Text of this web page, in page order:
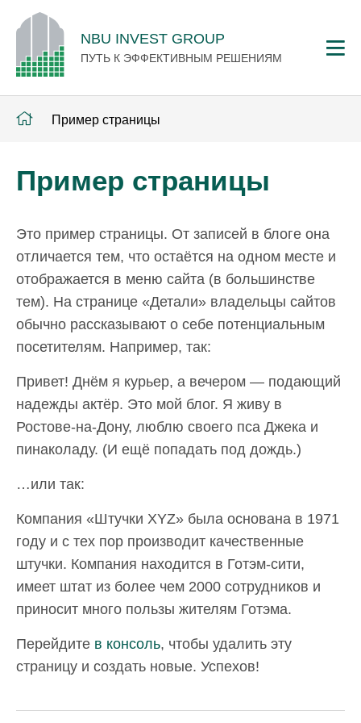
NBU INVEST GROUP
ПУТЬ К ЭФФЕКТИВНЫМ РЕШЕНИЯМ
Пример страницы
Пример страницы
Это пример страницы. От записей в блоге она
отличается тем, что остаётся на одном месте и
отображается в меню сайта (в большинстве
тем). На странице «Детали» владельцы сайтов
обычно рассказывают о себе потенциальным
посетителям. Например, так:
Привет! Днём я курьер, а вечером — подающий
надежды актёр. Это мой блог. Я живу в
Ростове-на-Дону, люблю своего пса Джека и
пинаколаду. (И ещё попадать под дождь.)
…или так:
Компания «Штучки XYZ» была основана в 1971
году и с тех пор производит качественные
штучки. Компания находится в Готэм-сити,
имеет штат из более чем 2000 сотрудников и
приносит много пользы жителям Готэма.
Перейдите в консоль, чтобы удалить эту
страницу и создать новые. Успехов!